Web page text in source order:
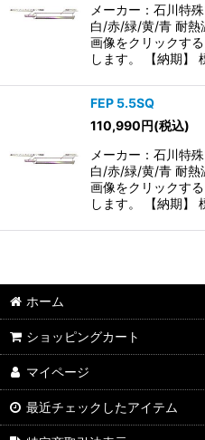
メーカー：石川特
白/赤/緑/黄/青 耐
画像をクリックす
します。 【納期】
FEP 5.5SQ
110,990円(税込)
メーカー：石川特
白/赤/緑/黄/青 耐
画像をクリックす
します。 【納期】
ホーム
ショッピングカート
マイページ
最近チェックしたアイテム